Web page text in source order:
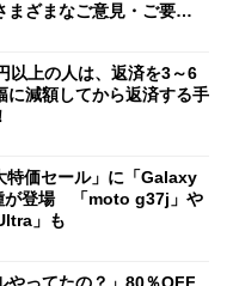
まざまなご意見・ご要望
以上の人は、返済を3～6
に減額してから返済する手
特価セール」に「Galaxy
が登場 「moto g37j」や
」も
やってたの？」80％OFF